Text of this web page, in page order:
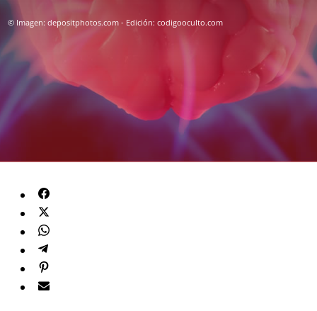
© Imagen: depositphotos.com - Edición: codigooculto.com